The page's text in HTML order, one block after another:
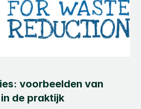
voorbeelden van
de praktijk